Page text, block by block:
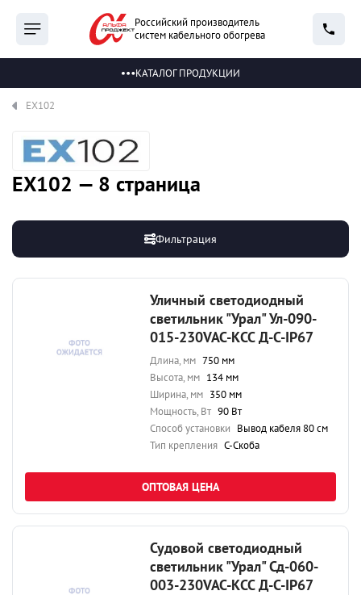
Российский производитель
систем кабельного обогрева
КАТАЛОГ ПРОДУКЦИИ
EX102
EX102 — 8 страница
Фильтрация
Уличный светодиодный
светильник "Урал" Ул-090-
015-230VAC-КСС Д-С-IP67
Длина, мм 750 мм
Высота, мм 134 мм
Ширина, мм 350 мм
Мощность, Вт 90 Вт
Способ установки Вывод кабеля 80 см
Тип крепления С-Скоба
ОПТОВАЯ ЦЕНА
Судовой светодиодный
светильник "Урал" Сд-060-
003-230VAC-КСС Д-С-IP67